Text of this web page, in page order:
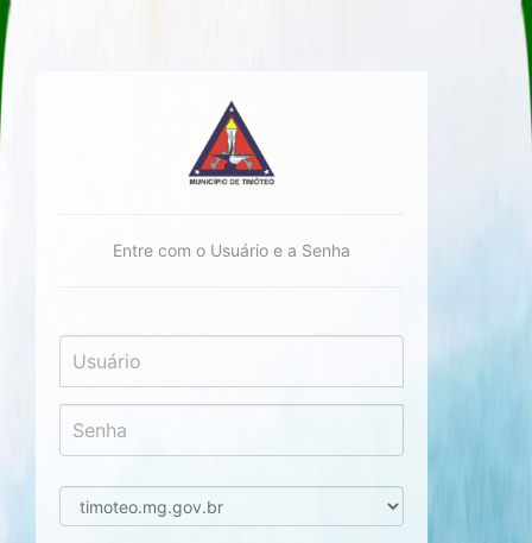
in
Entre com o Usuário e a Senha